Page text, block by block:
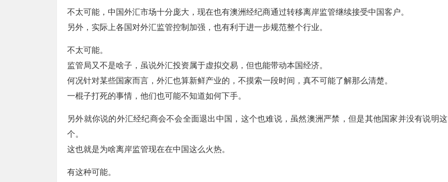
不太可能，中国外汇市场十分庞大，现在也有澳洲经纪商通过转移离岸监管继续接受中国客户。
另外，实际上各国对外汇监管控制加强，也有利于进一步规范整个行业。
不太可能。
监管局又不是啥子，虽说外汇投资属于虚拟交易，但也能带动本国经济。
何况针对某些国家而言，外汇也算新鲜产业的，不摸索一段时间，真不可能了解那么清楚。
一棍子打死的事情，他们也可能不知道如何下手。
另外就你说的外汇经纪商会不会全面退出中国，这个也难说，虽然澳洲严禁，但是其他国家并没有说明这
个。
这也就是为啥离岸监管现在在中国这么火热。
有这种可能。